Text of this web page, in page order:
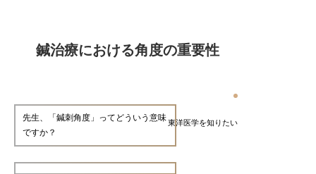
鍼治療における角度の重要性
東洋医学を知りたい
先生、「鍼刺角度」ってどういう意味
ですか？